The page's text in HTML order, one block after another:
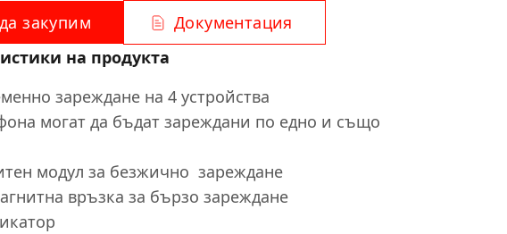
закупим
Документация
на продукта
зареждане на 4 устройства
могат да бъдат зареждани по едно и също
модул за безжично зареждане
връзка за бързо зареждане